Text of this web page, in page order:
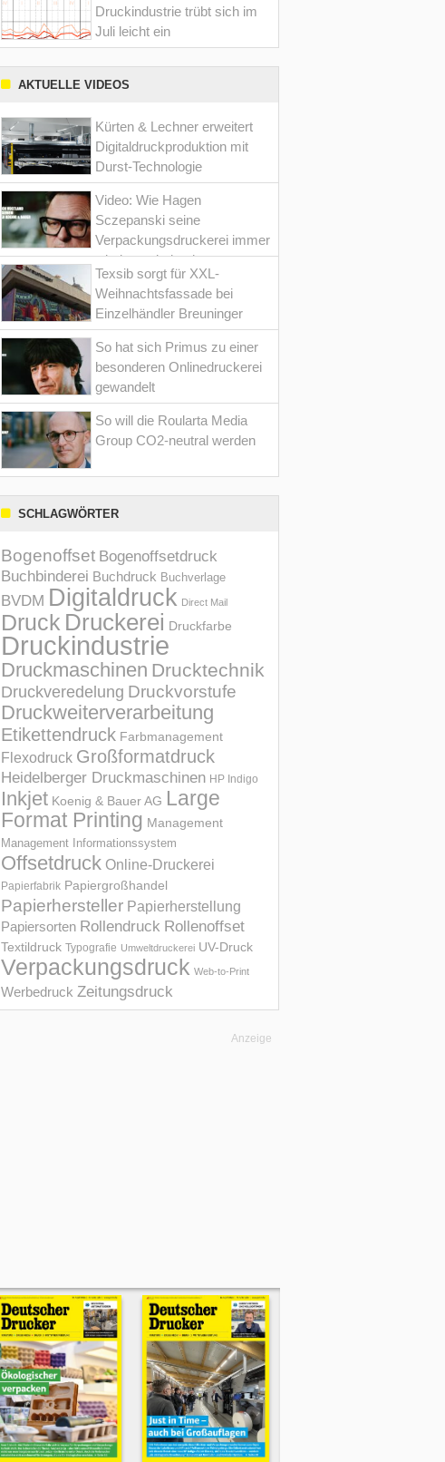
Druckindustrie trübt sich im
Juli leicht ein
AKTUELLE VIDEOS
Kürten & Lechner erweitert
Digitaldruckproduktion mit
Durst-Technologie
Video: Wie Hagen
Sczepanski seine
Verpackungsdruckerei immer
wieder optimiert hat
Texsib sorgt für XXL-
Weihnachtsfassade bei
Einzelhändler Breuninger
So hat sich Primus zu einer
besonderen Onlinedruckerei
gewandelt
So will die Roularta Media
Group CO2-neutral werden
SCHLAGWÖRTER
Bogenoffset Bogenoffsetdruck
Buchbinderei Buchdruck Buchverlage
BVDM Digitaldruck Direct Mail
Druck Druckerei Druckfarbe
Druckindustrie
Druckmaschinen Drucktechnik
Druckveredelung Druckvorstufe
Druckweiterverarbeitung
Etikettendruck Farbmanagement
Flexodruck Großformatdruck
Heidelberger Druckmaschinen HP Indigo
Inkjet Koenig & Bauer AG Large
Format Printing Management
Management Informations­system
Offsetdruck Online-Druckerei
Papierfabrik Papiergroßhandel
Papierhersteller Papierherstellung
Papiersorten Rollendruck Rollenoffset
Textildruck Typografie Umweltdruckerei UV-Druck
Verpackungsdruck Web-to-Print
Werbedruck Zeitungsdruck
Anzeige